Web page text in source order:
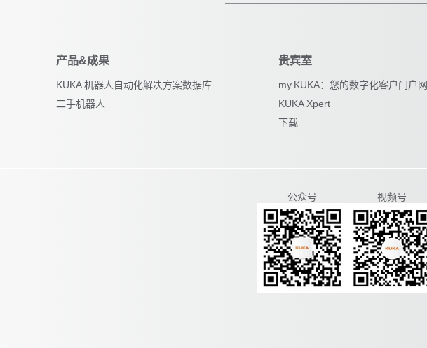
产品&成果
KUKA 机器人自动化解决方案数据库
二手机器人
贵宾室
my.KUKA：您的数字化客户门户
KUKA Xpert
下载
公众号 视频号